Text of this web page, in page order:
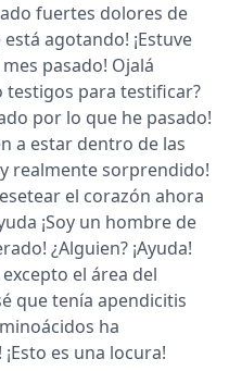
fuertes dolores de
agotando! ¡Estuve
pasado! Ojalá
testigos para testificar?
por lo que he pasado!
a estar dentro de las
realmente sorprendido!
el corazón ahora
¡Soy un hombre de
¿Alguien? ¡Ayuda!
el área del
que tenía apendicitis
ha
es una locura!